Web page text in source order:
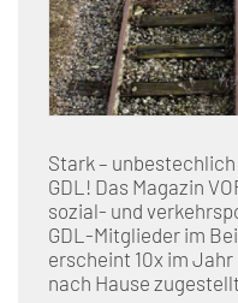
Stark –
GDL! Das Magazin
sozial- und
GDL-Mitglieder im
erscheint 10x im
nach Hause